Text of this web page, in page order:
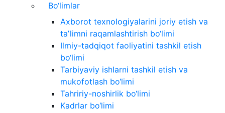
Bo‘limlar
Axborot texnologiyalarini joriy etish va
taʼlimni raqamlashtirish bo‘limi
Ilmiy-tadqiqot faoliyatini tashkil etish
bo‘limi
Tarbiyaviy ishlarni tashkil etish va
mukofotlash bo‘limi
Tahririy-noshirlik bo‘limi
Kadrlar bo‘limi